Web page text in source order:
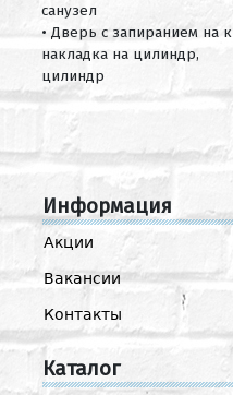
санузел
• Дверь с запиранием на
накладка на цилиндр,
цилиндр
Информация
Акции
Вакансии
Контакты
Каталог